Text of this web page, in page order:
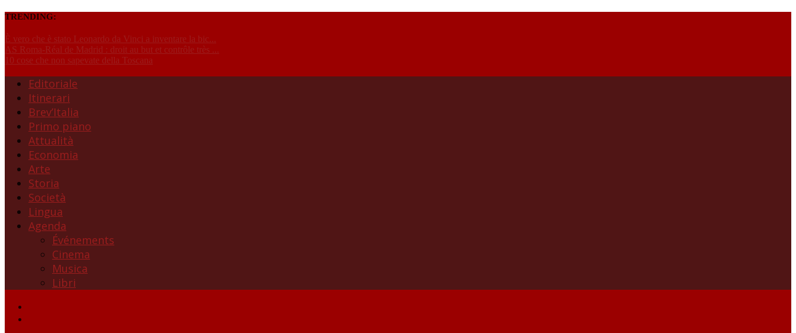
TRENDING:
È vero che è stato Leonardo da Vinci a inventare la bic...
AS Roma-Réal de Madrid : droit au but et contrôle très ...
10 cose che non sapevate della Toscana
Editoriale
Itinerari
Brev’Italia
Primo piano
Attualità
Economia
Arte
Storia
Società
Lingua
Agenda
Événements
Cinema
Musica
Libri